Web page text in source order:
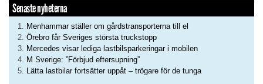
Senaste nyheterna
Menhammar ställer om gårdstransporterna till el
Örebro får Sveriges största truckstopp
Mercedes visar lediga lastbilsparkeringar i mobilen
M Sverige: ”Förbjud eftersupning”
Lätta lastbilar fortsätter uppåt – trögare för de tunga